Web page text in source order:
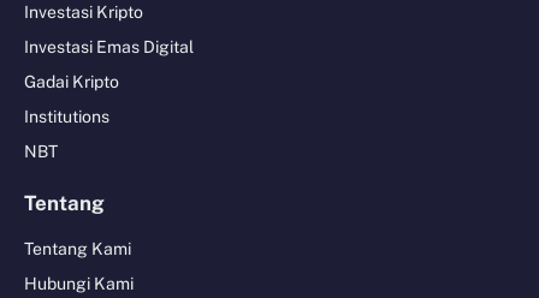
Investasi Kripto
Investasi Emas Digital
Gadai Kripto
Institutions
NBT
Tentang
Tentang Kami
Hubungi Kami